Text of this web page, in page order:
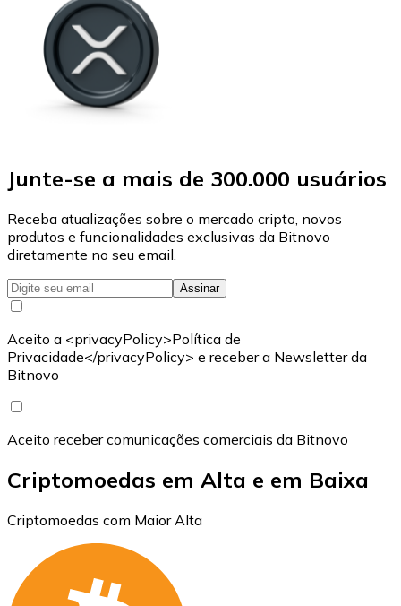
Junte-se a mais de 300.000 usuários
Receba atualizações sobre o mercado cripto, novos
produtos e funcionalidades exclusivas da Bitnovo
diretamente no seu email.
Assinar
Aceito a <privacyPolicy>Política de
Privacidade</privacyPolicy> e receber a Newsletter da
Bitnovo
Aceito receber comunicações comerciais da Bitnovo
Criptomoedas em Alta e em Baixa
Criptomoedas com Maior Alta